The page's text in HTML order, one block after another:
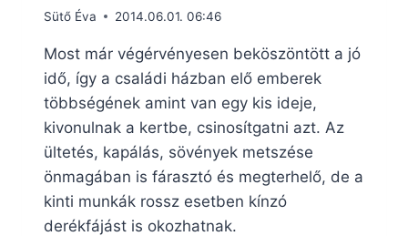
Sütő Éva 2014.06.01. 06:46
Most már végérvényesen beköszöntött a jó
idő, így a családi házban elő emberek
többségének amint van egy kis ideje,
kivonulnak a kertbe, csinosítgatni azt. Az
ültetés, kapálás, sövények metszése
önmagában is fárasztó és megterhelő, de a
kinti munkák rossz esetben kínzó
derékfájást is okozhatnak.